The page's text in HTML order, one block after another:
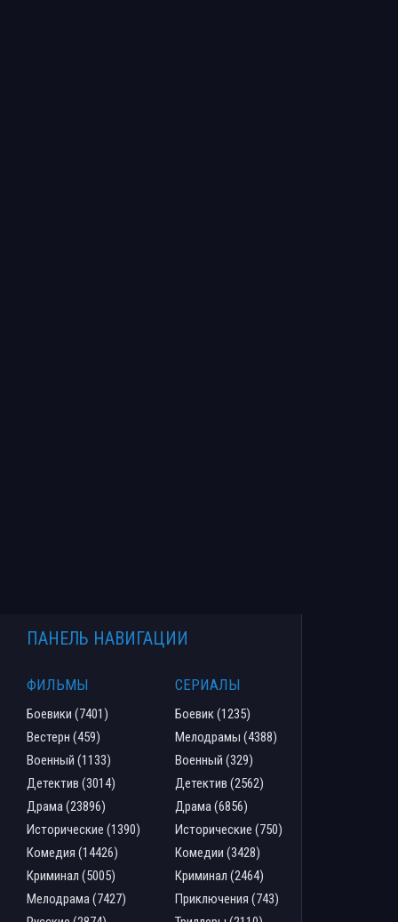
ПАНЕЛЬ НАВИГАЦИИ
ФИЛЬМЫ
Боевики (7401)
Вестерн (459)
Военный (1133)
Детектив (3014)
Драма (23896)
Исторические (1390)
Комедия (14426)
Криминал (5005)
Мелодрама (7427)
СЕРИАЛЫ
Боевик (1235)
Мелодрамы (4388)
Военный (329)
Детектив (2562)
Драма (6856)
Исторические (750)
Комедии (3428)
Криминал (2464)
Приключения (743)